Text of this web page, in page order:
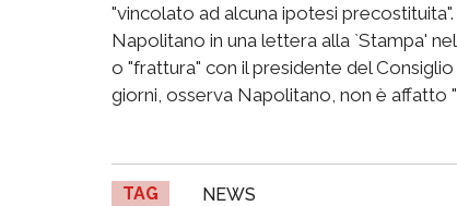
"vincolato ad alcuna ipotesi
Napolitano in una lettera alla `Stampa'
o "frattura" con il presidente del
giorni, osserva Napolitano, non è affatto
TAG NEWS